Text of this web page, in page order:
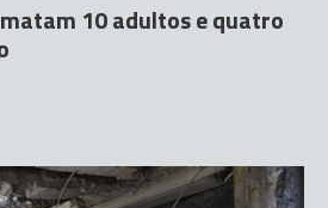
10 adultos e quatro